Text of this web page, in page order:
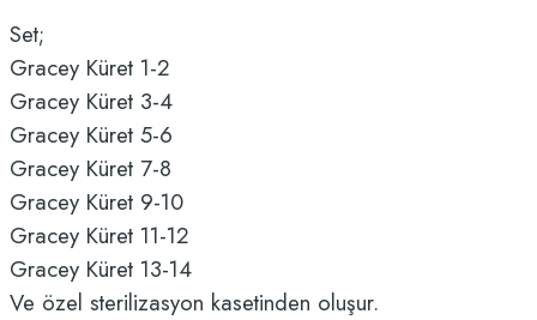
Set;
Gracey Küret 1-2
Gracey Küret 3-4
Gracey Küret 5-6
Gracey Küret 7-8
Gracey Küret 9-10
Gracey Küret 11-12
Gracey Küret 13-14
Ve özel sterilizasyon kasetinden oluşur.